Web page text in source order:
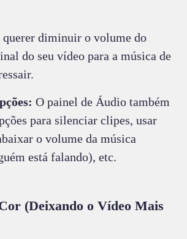
querer diminuir o volume do
do seu vídeo para a música de
O painel de Áudio também
para silenciar clipes, usar
o volume da música
está falando), etc.
(Deixando o Vídeo Mais